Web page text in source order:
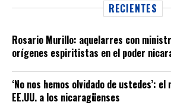
RECIENTES
Rosario Murillo: aquelarres con
orígenes espiritistas en el poder
‘No nos hemos olvidado de ustedes’:
EE.UU. a los nicaragüenses